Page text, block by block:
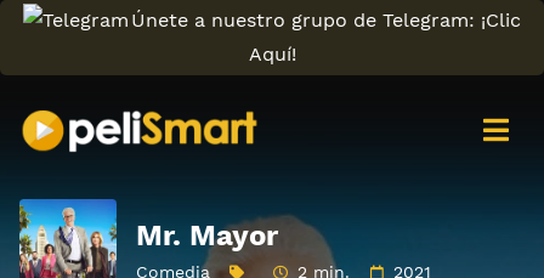
Únete a nuestro grupo de Telegram: ¡Clic
Aquí!
Mr. Mayor
Comedia 2 min. 2021